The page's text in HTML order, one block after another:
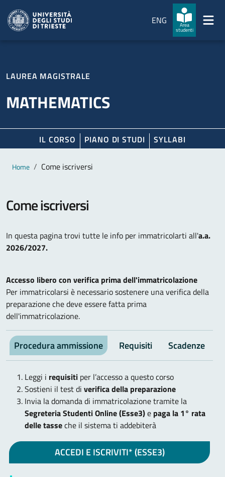
ENG
Area
studenti
LAUREA MAGISTRALE
MATHEMATICS
IL CORSO PIANO DI STUDI SYLLABI
Contenuto principale
Breadcrumb
Home Come iscriversi
Come iscriversi
In questa pagina trovi tutte le info per immatricolarti all'a.a.
2026/2027.
Accesso libero con verifica prima dell'immatricolazione
Per immatricolarsi è necessario sostenere una verifica della
preparazione che deve essere fatta prima
dell'immatricolazione.
Procedura ammissione Requisiti Scadenze
Leggi i requisiti per l’accesso a questo corso
Sostieni il test di verifica della preparazione
Invia la domanda di immatricolazione tramite la
Segreteria Studenti Online (Esse3)e paga la 1° rata
delle tasseche il sistema ti addebiterà
ACCEDI E ISCRIVITI* (ESSE3)